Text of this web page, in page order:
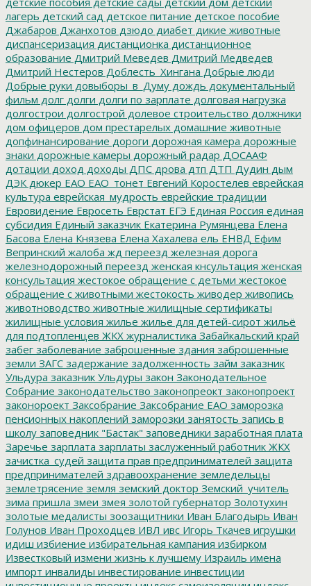
лагерь детский сад детское питание детское пособие
Джабаров Джанхотов дзюдо диабет дикие животные
диспансеризация дистанционка дистанционное
образование Дмитрий Меведев Дмитрий Медведев
Дмитрий Нестеров Доблесть_Хингана Добрые люди
Добрые руки довыборы_в_Думу дождь документальный
фильм долг долги долги по зарплате долговая нагрузка
долгострои долгострой долевое строительство должники
дом офицеров дом престарелых домашние животные
допфинансирование дороги дорожная камера дорожные
знаки дорожные камеры дорожный радар ДОСААФ
дотации доход доходы ДПС дрова дтп ДТП Дудин дым
ДЭК дюкер ЕАО ЕАО_тонет Евгений Коростелев еврейская
культура еврейская_мудрость еврейские традиции
Евровидение Евросеть Еврстат ЕГЭ Единая Россия единая
субсидия Единый заказчик Екатерина Румянцева Елена
Басова Елена Князева Елена Хахалева ель ЕНВД Ефим
Вепринский жалоба жд переезд железная дорога
железнодорожный переезд женская кнсультация женская
консультация жестокое обращение с детьми жестокое
обращение с животными жестокость живодер живопись
животноводство животные жилищные сертификаты
жилищные условия жилье жилье для детей-сирот жильё
для подтопленцев ЖКХ журналистика Забайкальский край
забег заболевание заброшенные здания заброшенные
земли ЗАГС задержание задолженность займ заказник
Ульдура заказник Ульдуры закон Законодательное
Собрание законодательство законопреокт законопроект
законороект Заксобрание Заксобрание ЕАО заморозка
пенсионных накоплений заморозки занятость запись в
школу заповедник "Бастак" заповедники заработная плата
Заречье зарплата зарплаты заслуженный работник ЖКХ
зачистка_судей защита прав предпринимателей защита
предпринимателей здравоохранение земледельцы
землетрясение земля земский доктор Земский_учитель
зима пришла змеи змея золотой губернатор Золотухин
золотые медалисты зоозащитники Иван Благодырь Иван
Голунов Иван Проходцев ИВЛ ивс Игорь Ткачев игрушки
идиш избиение избирательная кампания избирком
Известковый измени жизнь к лучшему Израиль имена
импорт инвалиды инвестирование инвестиции